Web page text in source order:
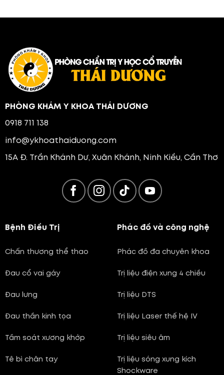
PHÒNG KHÁM Y KHOA THÁI DƯƠNG
0918 711 138
info@ykhoathaiduong.com
15A Đ. Trần Khánh Dư, Xuân Khánh, Ninh Kiều, Cần Thơ
Bệnh Điều Trị
Chấn thương thể thao
Đau cổ vai gáy
Đau lưng
Đau thần kinh tọa
Tầm soát xương khớp
Tê bì chân tay
Phác đồ và công nghệ
Phác đồ đa chuyên khoa
Trị liệu điện xung 4 chiều
Trị liệu DTS
Trị liệu Laser thế hệ IV
Trị liệu siêu âm
Trị liệu sóng xung kích
Shockware